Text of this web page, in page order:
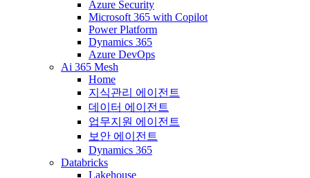
Azure Security
Microsoft 365 with Copilot
Power Platform
Dynamics 365
Azure DevOps
Ai 365 Mesh
Home
지식관리 에이전트
데이터 에이전트
업무지원 에이전트
보안 에이전트
Dynamics 365
Databricks
Lakehouse